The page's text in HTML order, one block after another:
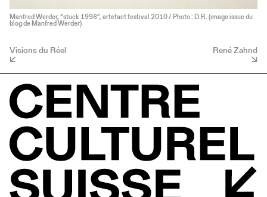
Manfred Werder, “stuck 1998”, artefact festival 2010 / Photo : D.R. (image issue du
blog de Manfred Werder)
Visions du Réel René Zahnd